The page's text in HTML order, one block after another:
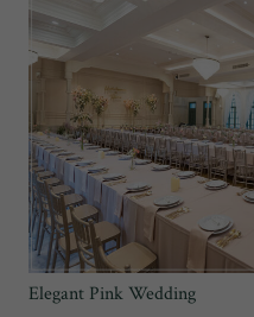
Elegant Pink Wedding